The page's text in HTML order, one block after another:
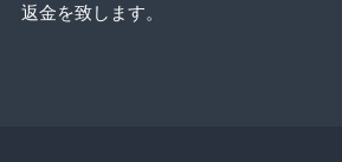
返金を致します。